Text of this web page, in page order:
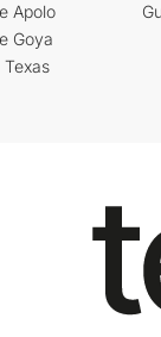
Apolo
Goya
Texas